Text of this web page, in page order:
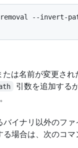
--invert-paths
は名前が変更さ
引数を追加する
イナリ以外のファ
場合は、次のコマ